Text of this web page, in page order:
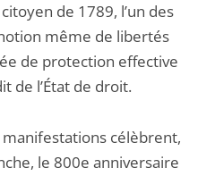
de 1789, l’un des
même de libertés
de protection effective
de l’État de droit.
célèbrent,
le 800e anniversaire